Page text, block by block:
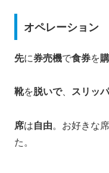
オペレーション
先に券売機で食券を
靴を脱いで、 スリッパ
席は自由。お好きな
た。